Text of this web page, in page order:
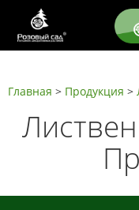
Главная > Продукция >